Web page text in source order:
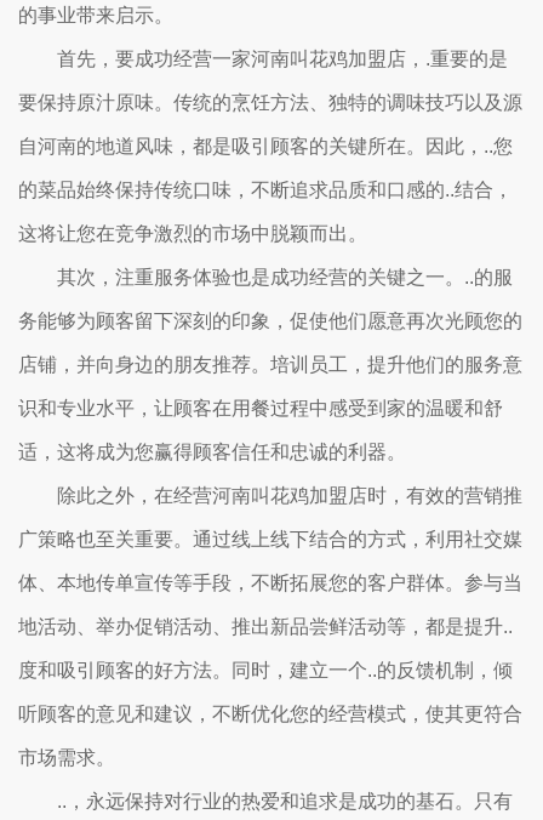
的事业带来启示。
首先，要成功经营一家河南叫花鸡加盟店，.重要的是
要保持原汁原味。传统的烹饪方法、独特的调味技巧以及源
自河南的地道风味，都是吸引顾客的关键所在。因此，..您
的菜品始终保持传统口味，不断追求品质和口感的..结合，
这将让您在竞争激烈的市场中脱颖而出。
其次，注重服务体验也是成功经营的关键之一。..的服
务能够为顾客留下深刻的印象，促使他们愿意再次光顾您的
店铺，并向身边的朋友推荐。培训员工，提升他们的服务意
识和专业水平，让顾客在用餐过程中感受到家的温暖和舒
适，这将成为您赢得顾客信任和忠诚的利器。
除此之外，在经营河南叫花鸡加盟店时，有效的营销推
广策略也至关重要。通过线上线下结合的方式，利用社交媒
体、本地传单宣传等手段，不断拓展您的客户群体。参与当
地活动、举办促销活动、推出新品尝鲜活动等，都是提升..
度和吸引顾客的好方法。同时，建立一个..的反馈机制，倾
听顾客的意见和建议，不断优化您的经营模式，使其更符合
市场需求。
..，永远保持对行业的热爱和追求是成功的基石。只有